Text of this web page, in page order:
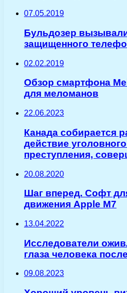
07.05.2019
Бульдозер
защищенного
02.02.2019
Обзор смартфона
для меломанов
22.06.2023
Канада собирается
действие
преступления,
20.08.2020
Шаг вперед. Софт
движения Apple M7
13.04.2022
Исследователи
глаза человека
09.08.2023